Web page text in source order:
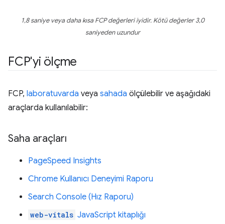
1,8 saniye veya daha kısa FCP değerleri iyidir. Kötü değerler 3,0
saniyeden uzundur
FCP'yi ölçme
FCP, laboratuvarda veya sahada ölçülebilir ve aşağıdaki
araçlarda kullanılabilir:
Saha araçları
PageSpeed Insights
Chrome Kullanıcı Deneyimi Raporu
Search Console (Hız Raporu)
web-vitals JavaScript kitaplığı